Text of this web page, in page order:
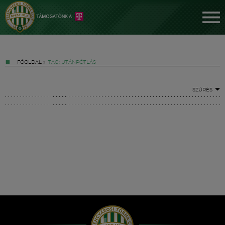
FŐOLDAL » TAG: UTÁNPÓTLÁS
SZŰRÉS
Hírek